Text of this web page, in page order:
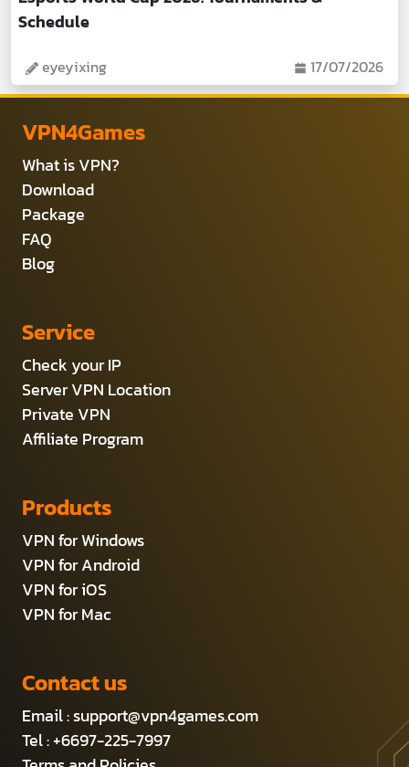
Schedule
eyeyixing 17/07/2026
VPN4Games
What is VPN?
Download
Package
FAQ
Blog
Service
Check your IP
Server VPN Location
Private VPN
Affiliate Program
Products
VPN for Windows
VPN for Android
VPN for iOS
VPN for Mac
Contact us
Email :support@vpn4games.com
Tel : +6697-225-7997